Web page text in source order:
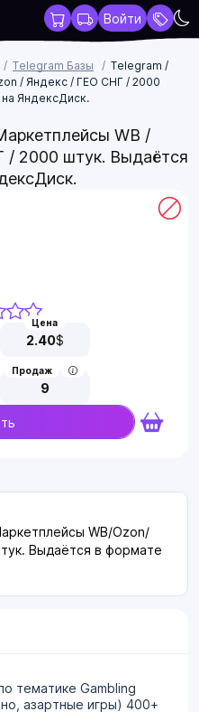
Войти
Telegram Базы
Telegram /
/ Яндекс / ГЕО СНГ / 2000
ЯндексДиск.
WB /
2000 штук. Выдаётся
Цена
2.40$
Продаж
9
WB/Ozon/
Выдаётся в формате
тематике Gambling
азартные игры) 400+